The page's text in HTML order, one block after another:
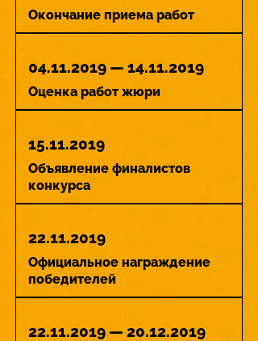
Окончание приема работ
04.11.2019 — 14.11.2019
Оценка работ жюри
15.11.2019
Объявление финалистов
конкурса
22.11.2019
Официальное награждение
победителей
22.11.2019 — 20.12.2019